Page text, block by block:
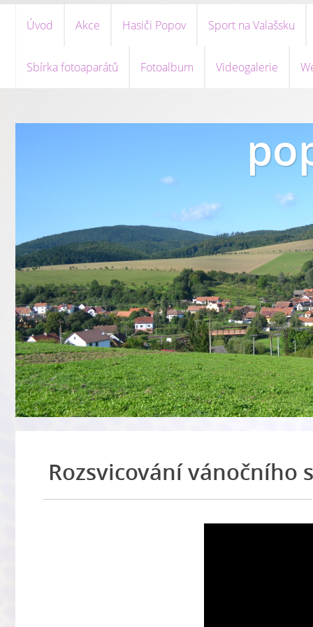
Úvod Akce Hasiči Popov Sport na Valašsku
Sbírka fotoaparátů Fotoalbum Videogalerie
Rozsvicování vánočního